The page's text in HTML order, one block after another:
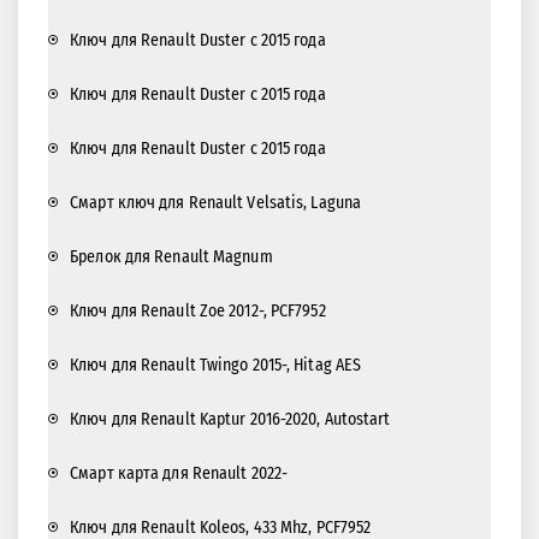
Ключ для Renault Duster с 2015 года
Ключ для Renault Duster с 2015 года
Ключ для Renault Duster с 2015 года
Cмарт ключ для Renault Velsatis, Laguna
Брелок для Renault Magnum
Ключ для Renault Zoe 2012-, PCF7952
Ключ для Renault Twingo 2015-, Hitag AES
Ключ для Renault Kaptur 2016-2020, Autostart
Смарт карта для Renault 2022-
Ключ для Renault Koleos, 433 Mhz, PCF7952